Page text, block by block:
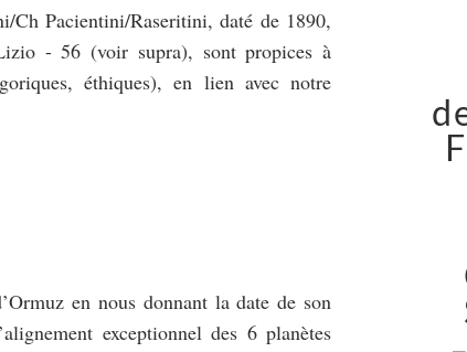
Ch Pacientini/Raseritini, daté de 1890,
- 56 (voir supra), sont propices à
éthiques), en lien avec notre
en nous donnant la date de son
exceptionnel des 6 planètes